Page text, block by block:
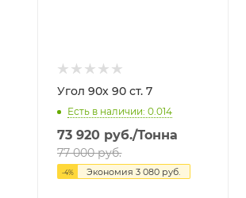
Угол 90х 90 ст. 7
Есть в наличии: 0.014
73 920 руб./Тонна
77 000руб.
-4% Экономия3 080 руб.